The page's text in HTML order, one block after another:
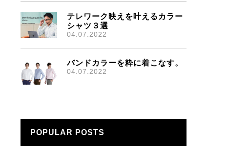
テレワーク映えを叶えるカラー
シャツ３選
04.07.2022
バンドカラーを粋に着こなす。
04.07.2022
POPULAR POSTS